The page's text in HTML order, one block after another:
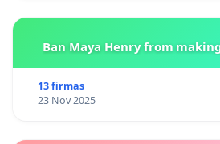
Ban Maya Henry from
13 firmas
23 Nov 2025